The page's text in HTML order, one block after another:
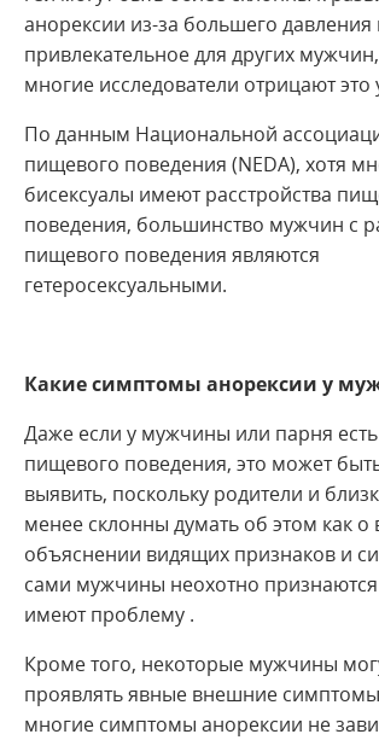
анорексии из-за большего давления
привлекательное для других
многие исследователи отрицают это
По данным Национальной
пищевого поведения (NEDA), хотя
бисексуалы имеют расстройства
поведения, большинство мужчин с
пищевого поведения являются
гетеросексуальными.
Какие симптомы анорексии у
Даже если у мужчины или парня есть
пищевого поведения, это может
выявить, поскольку родители и
менее склонны думать об этом как
объяснении видящих признаков и
сами мужчины неохотно признаются
имеют проблему .
Кроме того, некоторые мужчины
проявлять явные внешние
многие симптомы анорексии не